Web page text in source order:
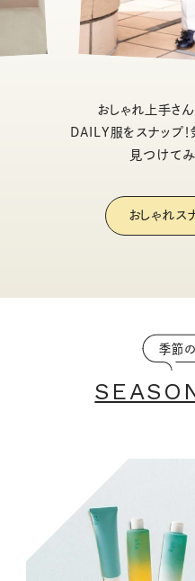
おしゃれ上手さ
DAILY服をスナップ！
見つけてみ
おしゃれス
季節